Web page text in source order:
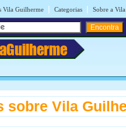
Vila Guilherme | Categorias | Sobre a
sobre Vila